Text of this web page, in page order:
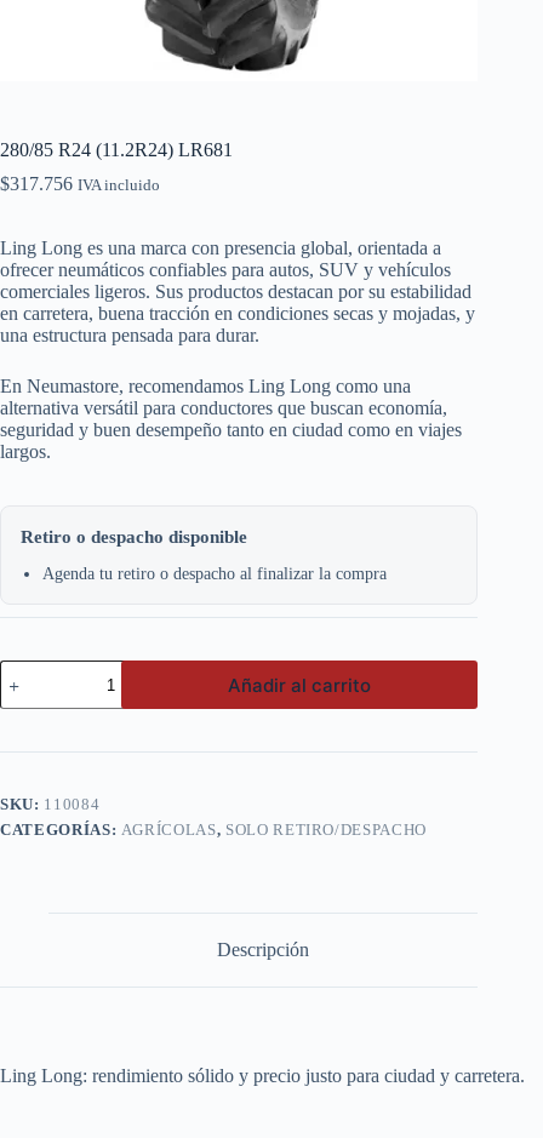
280/85 R24 (11.2R24) LR681
$317.756 IVA incluido
Ling Long es una marca con presencia global, orientada a
ofrecer neumáticos confiables para autos, SUV y vehículos
comerciales ligeros. Sus productos destacan por su estabilidad
en carretera, buena tracción en condiciones secas y mojadas, y
una estructura pensada para durar.
En Neumastore, recomendamos Ling Long como una
alternativa versátil para conductores que buscan economía,
seguridad y buen desempeño tanto en ciudad como en viajes
largos.
Retiro o despacho disponible
Agenda tu retiro o despacho al finalizar la compra
280/85
R24
(11.2R24)
cantidad
Añadir al carrito
SKU: 110084
CATEGORÍAS: AGRÍCOLAS, SOLO RETIRO/DESPACHO
Descripción
Ling Long: rendimiento sólido y precio justo para ciudad y carretera.